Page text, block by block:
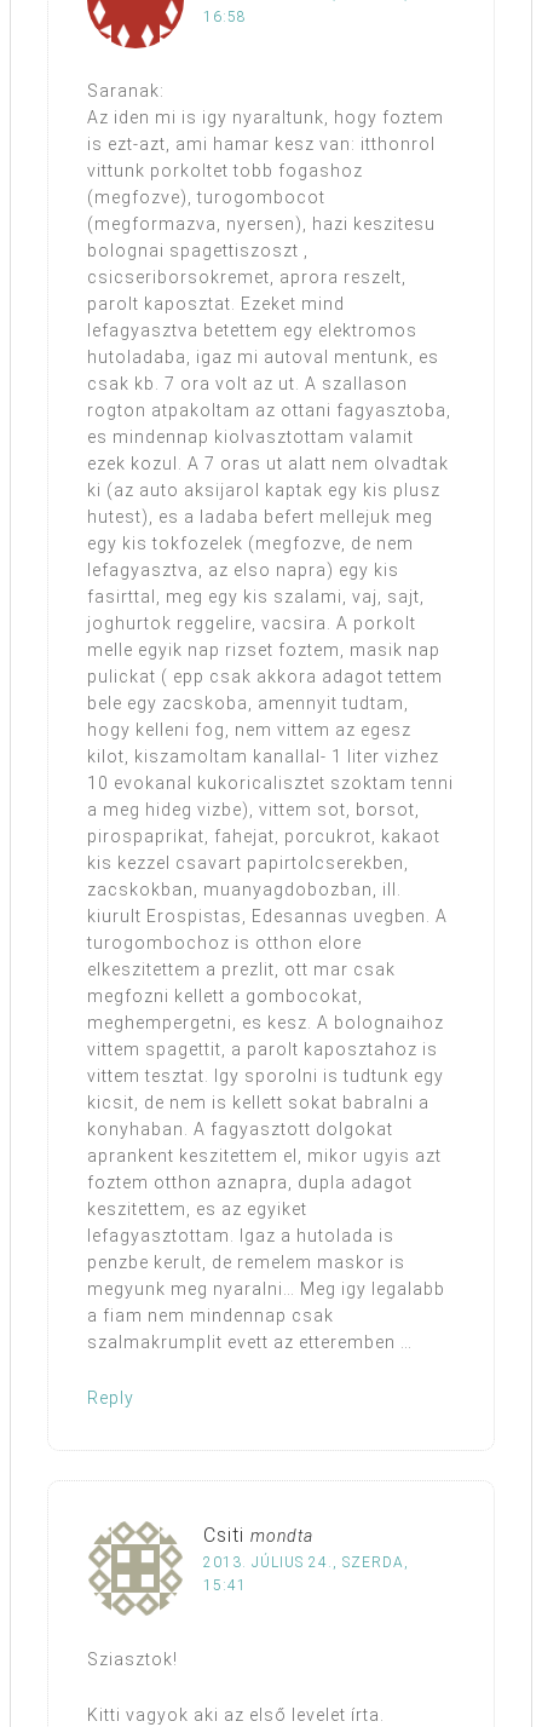
16:58
Saranak:
Az iden mi is igy nyaraltunk, hogy foztem
is ezt-azt, ami hamar kesz van: itthonrol
vittunk porkoltet tobb fogashoz
(megfozve), turogombocot
(megformazva, nyersen), hazi keszitesu
bolognai spagettiszoszt ,
csicseriborsokremet, aprora reszelt,
parolt kaposztat. Ezeket mind
lefagyasztva betettem egy elektromos
hutoladaba, igaz mi autoval mentunk, es
csak kb. 7 ora volt az ut. A szallason
rogton atpakoltam az ottani fagyasztoba,
es mindennap kiolvasztottam valamit
ezek kozul. A 7 oras ut alatt nem olvadtak
ki (az auto aksijarol kaptak egy kis plusz
hutest), es a ladaba befert mellejuk meg
egy kis tokfozelek (megfozve, de nem
lefagyasztva, az elso napra) egy kis
fasirttal, meg egy kis szalami, vaj, sajt,
joghurtok reggelire, vacsira. A porkolt
melle egyik nap rizset foztem, masik nap
pulickat ( epp csak akkora adagot tettem
bele egy zacskoba, amennyit tudtam,
hogy kelleni fog, nem vittem az egesz
kilot, kiszamoltam kanallal- 1 liter vizhez
10 evokanal kukoricalisztet szoktam tenni
a meg hideg vizbe), vittem sot, borsot,
pirospaprikat, fahejat, porcukrot, kakaot
kis kezzel csavart papirtolcserekben,
zacskokban, muanyagdobozban, ill.
kiurult Erospistas, Edesannas uvegben. A
turogombochoz is otthon elore
elkeszitettem a prezlit, ott mar csak
megfozni kellett a gombocokat,
meghempergetni, es kesz. A bolognaihoz
vittem spagettit, a parolt kaposztahoz is
vittem tesztat. Igy sporolni is tudtunk egy
kicsit, de nem is kellett sokat babralni a
konyhaban. A fagyasztott dolgokat
aprankent keszitettem el, mikor ugyis azt
foztem otthon aznapra, dupla adagot
keszitettem, es az egyiket
lefagyasztottam. Igaz a hutolada is
penzbe kerult, de remelem maskor is
megyunk meg nyaralni… Meg igy legalabb
a fiam nem mindennap csak
szalmakrumplit evett az etteremben …
Reply
Csiti mondta
2013. JÚLIUS 24., SZERDA,
15:41
Sziasztok!
Kitti vagyok aki az első levelet írta.